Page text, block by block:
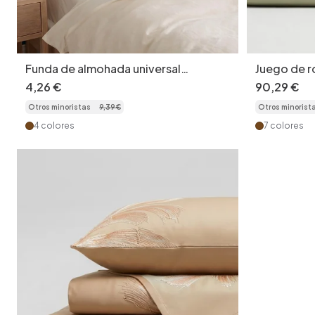
Funda de almohada universal
acolchada de algodón supersuave,
juego de 2 piezas - Funda higiénica
de viaje
4,26€
Otros minoristas 9,39€
4 colores
Juego de
bordado
de
90,29€
Otros
7 colores